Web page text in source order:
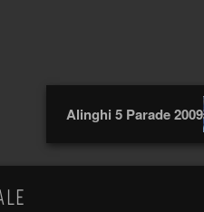
Alinghi 5 Parade 2009